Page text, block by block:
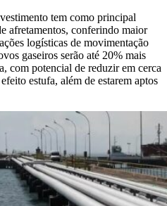
tem como principal
afretamentos, conferindo maior
logísticas de movimentação
gaseiros serão até 20% mais
com potencial de reduzir em cerca
estufa, além de estarem aptos